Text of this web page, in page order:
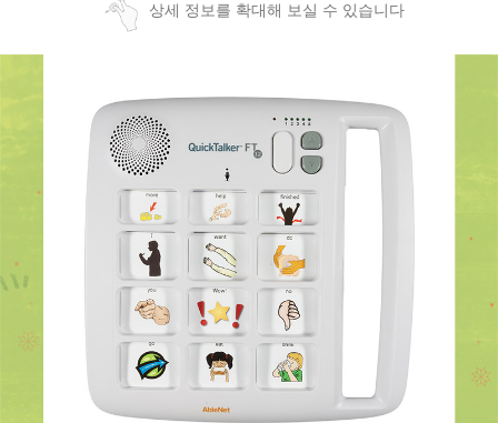
상세 정보를 확대해 보실 수 있습니다